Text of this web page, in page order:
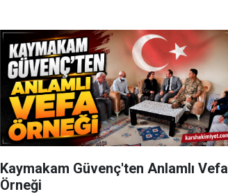
Kaymakam Güvenç'ten Anlamlı Vefa
Örneği